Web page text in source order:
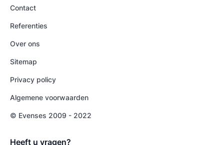
Contact
Referenties
Over ons
Sitemap
Privacy policy
Algemene voorwaarden
© Evenses 2009 - 2022
Heeft u vragen?